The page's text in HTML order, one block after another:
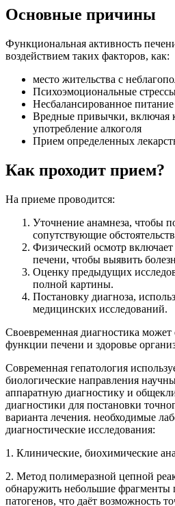
Основные причины
Функциональная активность
воздействием таких факторов, как:
место жительства с
Психоэмоциональные
Несбалансированное питание
Вредные привычки, включая
употребление алкоголя
Прием определенных
Как проходит прием?
На приеме проводится:
Уточнение анамнеза, чтобы
сопутствующие
Физический осмотр
печени, чтобы выявить
Оценку предыдущих
полной картины.
Постановку диагноза,
медицинских исследований.
Своевременная диагностика
функции печени и здоровье
Современная гепатология
биологические направления
аппаратную диагностику и
диагностики для постановки
варианта лечения. необходимые
диагностические исследования:
1. Клинические, биохимические
2. Метод полимеразной цепной
обнаружить небольшие фрагменты
патогенов, что даёт возможность